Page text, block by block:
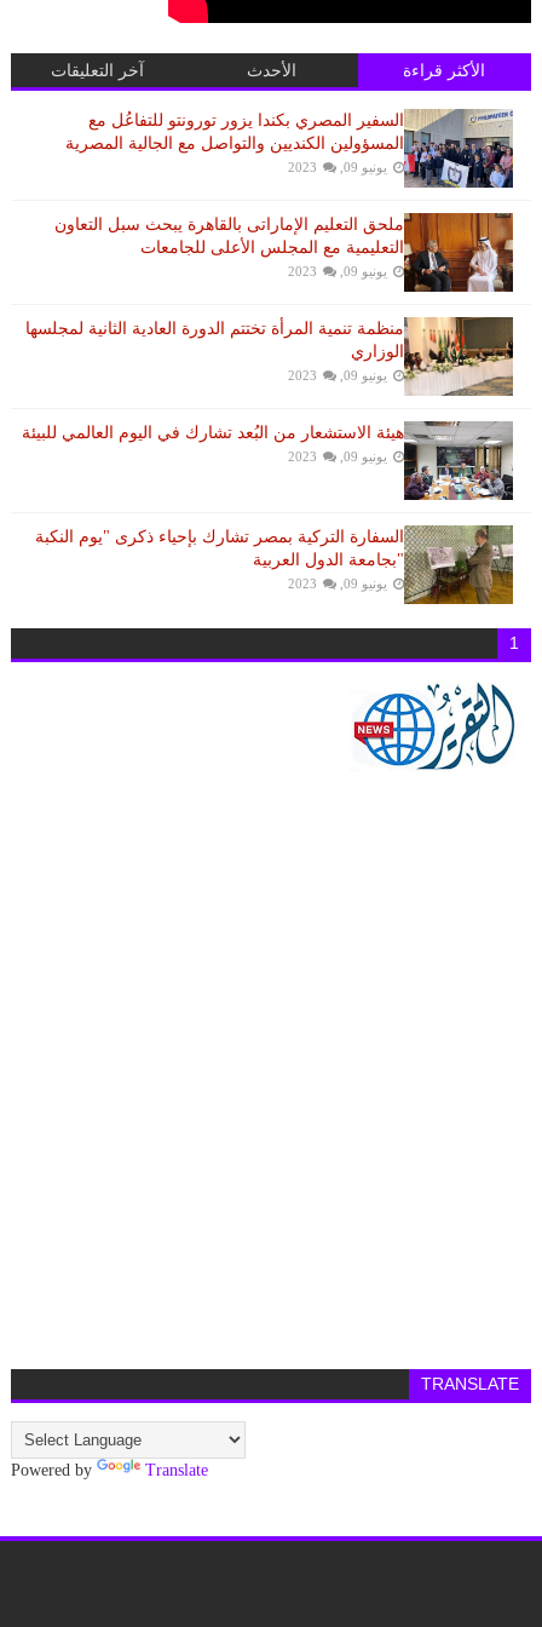
الأكثر قراءة الأحدث آخر التعليقات
السفير المصري بكندا يزور تورونتو للتفاعُل مع
المسؤولين الكنديين والتواصل مع الجالية المصرية
يونيو 09, 2023
ملحق التعليم الإماراتى بالقاهرة يبحث سبل التعاون
التعليمية مع المجلس الأعلى للجامعات
يونيو 09, 2023
منظمة تنمية المرأة تختتم الدورة العادية الثانية لمجلسها
الوزاري
يونيو 09, 2023
هيئة الاستشعار من البُعد تشارك في اليوم العالمي للبيئة
يونيو 09, 2023
السفارة التركية بمصر تشارك بإحياء ذكرى "يوم النكبة
"بجامعة الدول العربية
يونيو 09, 2023
1
TRANSLATE
Powered by Translate